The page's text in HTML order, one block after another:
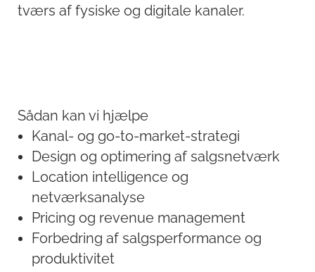
tværs af fysiske og digitale kanaler.
Sådan kan vi hjælpe
Kanal- og go-to-market-strategi
Design og optimering af salgsnetværk
Location intelligence og
netværksanalyse
Pricing og revenue management
Forbedring af salgsperformance og
produktivitet